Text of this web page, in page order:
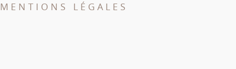
MENTIONS LÉGALES